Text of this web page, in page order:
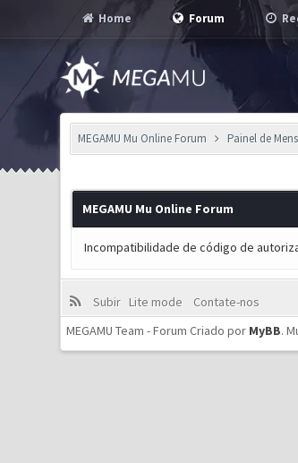
Home Forum
MEGAMU Mu Online Forum Painel de
MEGAMU Mu Online Forum
Incompatibilidade de código de
Subir Lite mode
Contate-nos
MEGAMU Team - Forum Criado por MyBB.